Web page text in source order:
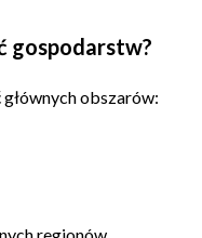
gospodarstw?
obszarów: